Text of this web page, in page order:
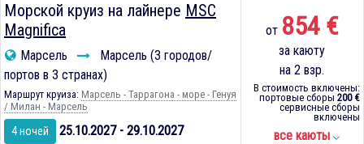
Морской круиз на лайнере MSC
Magnifica
Марсель
Марсель (3 городов/
портов в 3 странах)
Маршрут круиза: Марсель - Таррагона - море - Генуя
/ Милан - Марсель
4 ночей 25.10.2027 - 29.10.2027
от 854 €
за каюту
на 2 взр.
В стоимость включены:
портовые сборы 200 €
сервисные сборы
включены
все каюты